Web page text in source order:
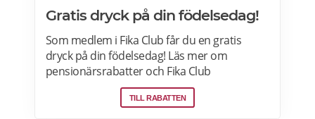
Gratis dryck på din födelsedag!
Som medlem i Fika Club får du en gratis
dryck på din födelsedag! Läs mer om
pensionärsrabatter och Fika Club
medlemskap på Espresso House här.
TILL RABATTEN